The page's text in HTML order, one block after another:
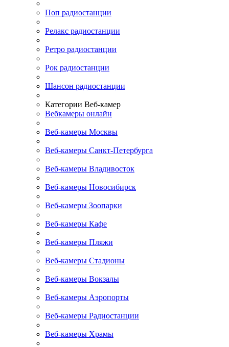
Поп радиостанции
Релакс радиостанции
Ретро радиостанции
Рок радиостанции
Шансон радиостанции
Категории Веб-камер
Вебкамеры онлайн
Веб-камеры Москвы
Веб-камеры Санкт-Петербурга
Веб-камеры Владивосток
Веб-камеры Новосибирск
Веб-камеры Зоопарки
Веб-камеры Кафе
Веб-камеры Пляжи
Веб-камеры Стадионы
Веб-камеры Вокзалы
Веб-камеры Аэропорты
Веб-камеры Радиостанции
Веб-камеры Храмы